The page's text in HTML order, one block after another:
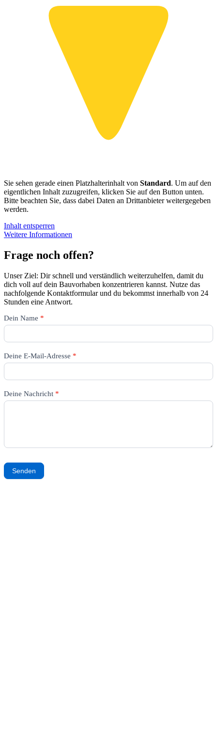
Sie sehen gerade einen Platzhalterinhalt von Standard. Um auf den
eigentlichen Inhalt zuzugreifen, klicken Sie auf den Button unten.
Bitte beachten Sie, dass dabei Daten an Drittanbieter weitergegeben
werden.
Inhalt entsperren
Weitere Informationen
Frage noch offen?
Unser Ziel: Dir schnell und verständlich weiterzuhelfen, damit du
dich voll auf dein Bauvorhaben konzentrieren kannst. Nutze das
nachfolgende Kontaktformular und du bekommst innerhalb von 24
Stunden eine Antwort.
Kontakt_DE
Dein Name *
Deine E-Mail-Adresse *
Deine Nachricht *
Senden